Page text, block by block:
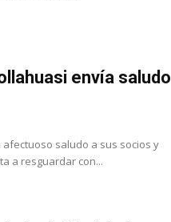
envía saludo
saludo a sus socios y
a resguardar con...